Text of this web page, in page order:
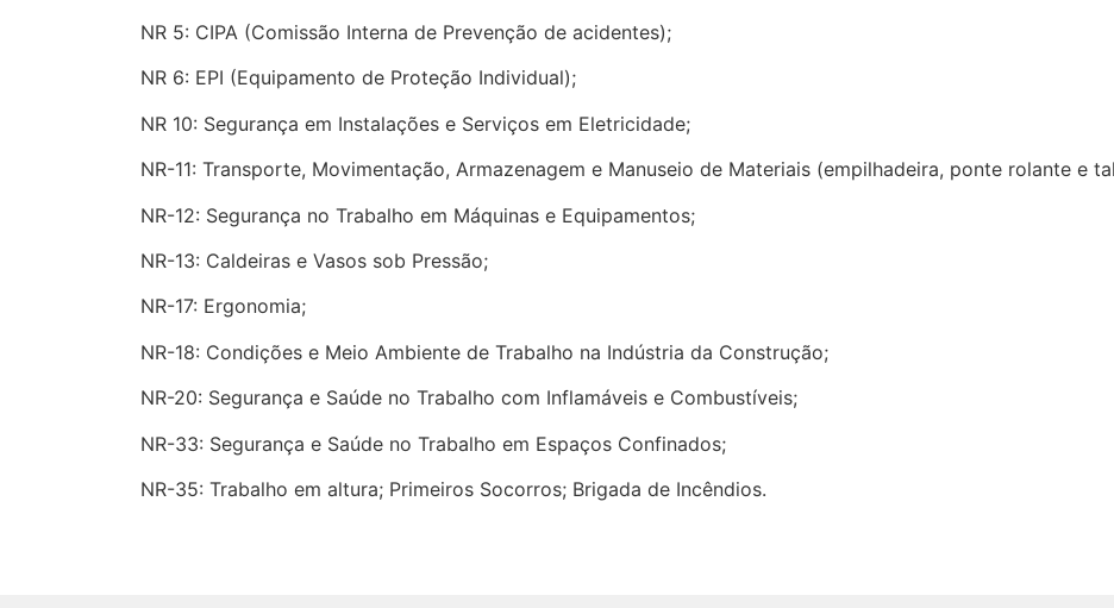
NR 5: CIPA (Comissão Interna de Prevenção de acidentes);
NR 6: EPI (Equipamento de Proteção Individual);
NR 10: Segurança em Instalações e Serviços em Eletricidade;
NR-11: Transporte, Movimentação, Armazenagem e Manuseio de Materiais (empilhadeira, ponte rolante e
NR-12: Segurança no Trabalho em Máquinas e Equipamentos;
NR-13: Caldeiras e Vasos sob Pressão;
NR-17: Ergonomia;
NR-18: Condições e Meio Ambiente de Trabalho na Indústria da Construção;
NR-20: Segurança e Saúde no Trabalho com Inflamáveis e Combustíveis;
NR-33: Segurança e Saúde no Trabalho em Espaços Confinados;
NR-35: Trabalho em altura; Primeiros Socorros; Brigada de Incêndios.